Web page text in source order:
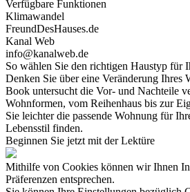
Verfügbare Funktionen
Klimawandel
FreundDesHauses.de
Kanal Web
info@kanalweb.de
So wählen Sie den richtigen Haustyp für
Denken Sie über eine Veränderung Ihres
Book untersucht die Vor- und Nachteile
Wohnformen, vom Reihenhaus bis zur
Sie leichter die passende Wohnung für
Lebensstil finden.
Beginnen Sie jetzt mit der Lektüre
Mithilfe von Cookies können wir Ihnen
Präferenzen entsprechen.